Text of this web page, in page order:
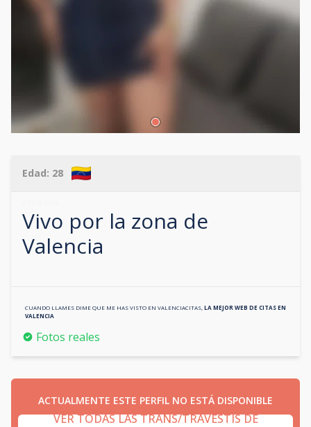
Edad: 28
Vivo por la zona de
Valencia
CUANDO LLAMES DIME QUE ME HAS VISTO EN VALENCIACITAS LA MEJOR WEB DE CITAS EN
VALENCIA
Fotos reales
ACTUALMENTE ESTE PERFIL NO ESTÁ DISPONIBLE
VER TODAS LAS TRANS/TRAVESTIS DE